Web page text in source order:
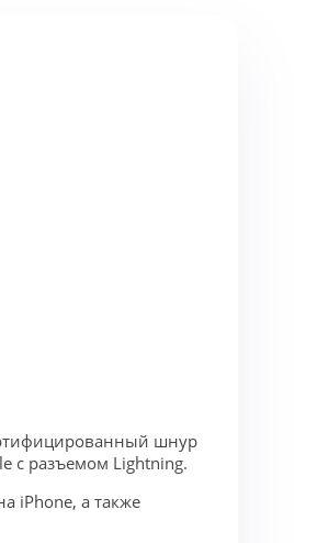
шнур
с разъемом Lightning.
iPhone, а также